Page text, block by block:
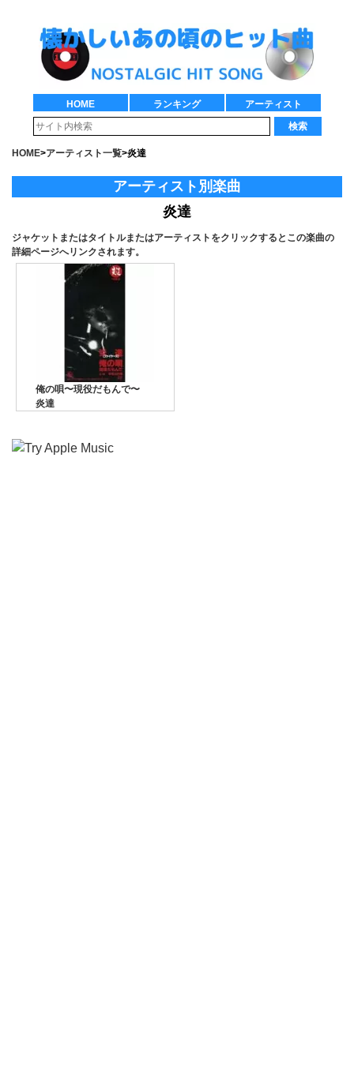
HOME ランキング
アーティスト
検索
HOME>アーティスト一覧>炎達
アーティスト別楽曲
炎達
ジャケットまたはタイトルまたはアーティストをクリックするとこの楽曲の
詳細ページへリンクされます。
俺の唄〜現役だもんで〜
炎達